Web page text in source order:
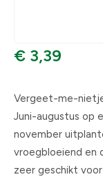
€ 3,39
Vergeet-me-
Juni-augustus op
november
vroegbloeiend en
zeer geschikt